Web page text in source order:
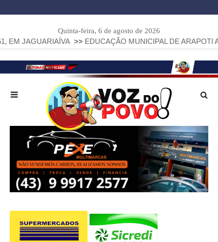
Quinta-feira, 6 de agosto de 2026
>> EDUCAÇÃO MUNICIPAL DE ARAPOTI AVANÇA E